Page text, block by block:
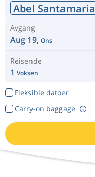
Abel Santamaria
Avgang
Aug 19, Ons
Reisende
1 Voksen
Fleksible datoer
Carry-on baggage